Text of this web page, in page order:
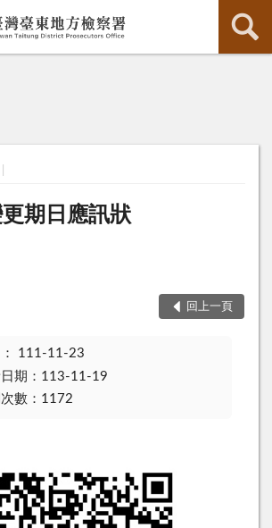
期日應訊狀
回上一頁
111-11-23
期：113-11-19
數：1172